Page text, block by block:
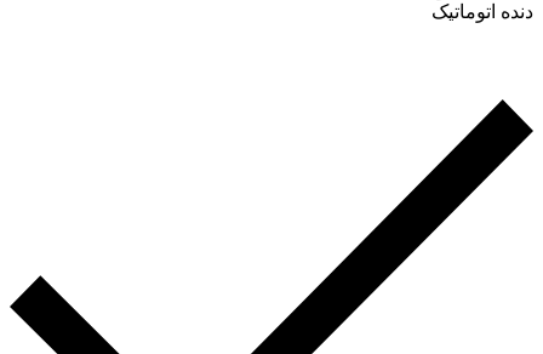
دنده اتوماتیک